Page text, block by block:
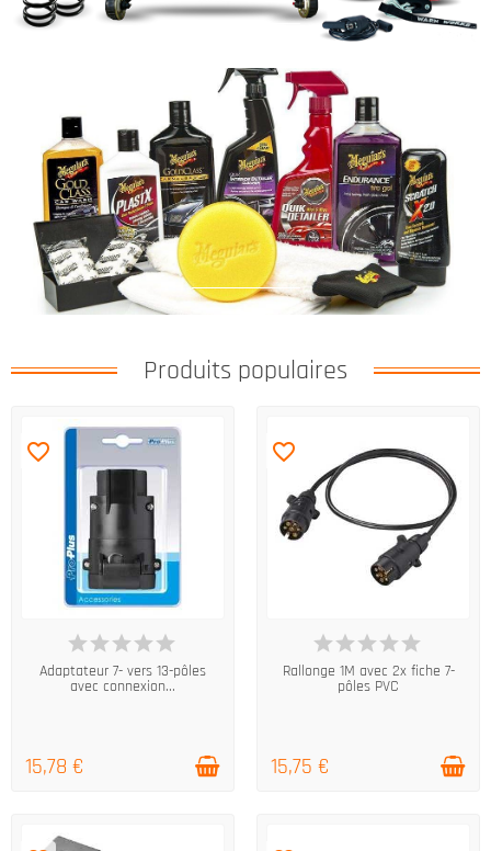
Produits populaires
EN STOCK
favorite_border
Adaptateur 7- vers 13-pôles
avec connexion...
15,78 €
EN STOCK
favorite_border
Rallonge 1M avec 2x fiche 7-
pôles PVC
15,75 €